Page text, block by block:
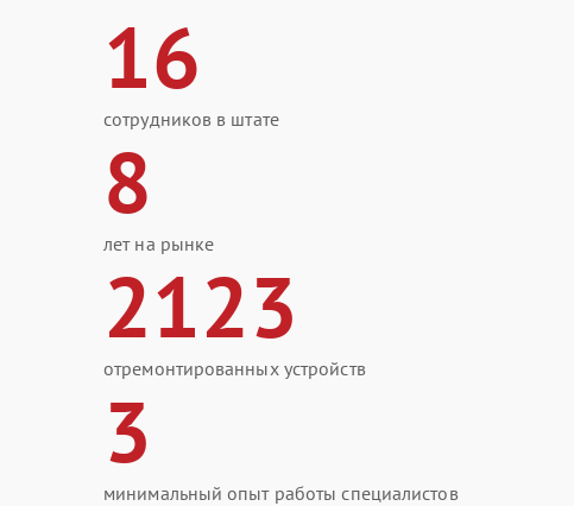
16
сотрудников в штате
8
лет на рынке
2123
отремонтированных устройств
3
минимальный опыт работы специалистов